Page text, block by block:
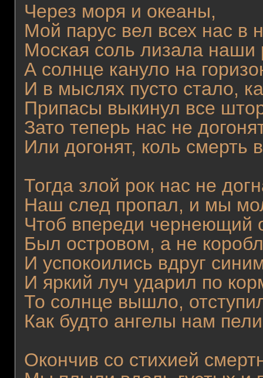
Через моря и океаны,
Мой парус вел всех нас в
Моская соль лизала наши
А солнце кануло на
И в мыслях пусто стало,
Припасы выкинул все
Зато теперь нас не
Или догонят, коль смерть
Тогда злой рок нас не
Наш след пропал, и мы
Чтоб впереди чернеющий
Был островом, а не
И успокоились вдруг
И яркий луч ударил по
То солнце вышло,
Как будто ангелы нам
Окончив со стихией